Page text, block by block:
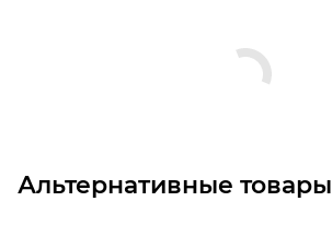
Альтернативные товары